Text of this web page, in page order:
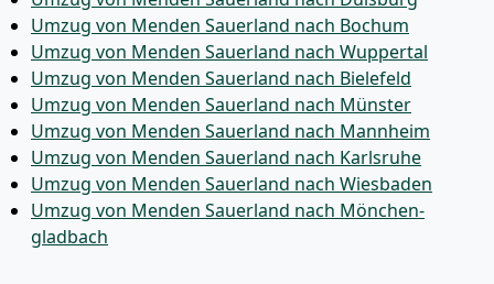
Umzug von Menden Sauerland nach Bochum
Umzug von Menden Sauerland nach Wuppertal
Umzug von Menden Sauerland nach Bielefeld
Umzug von Menden Sauerland nach Münster
Umzug von Menden Sauerland nach Mannheim
Umzug von Menden Sauerland nach Karlsruhe
Umzug von Menden Sauerland nach Wiesbaden
Umzug von Menden Sauerland nach Mönchen­
gladbach